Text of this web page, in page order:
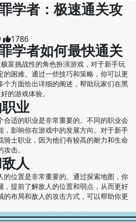
学者：极速通关攻
1786
学者如何最快通关
富挑战性的角色扮演游戏，对于新手玩
的困难。通过一些技巧和策略，你可以更
个方面给出详细的阐述，帮助玩家们在黑
的游戏体验。
业
合适的职业是非常重要的。不同的职业会
，影响你在游戏中的发展方向。对于新手
骑士职业，因为他们有较高的耐力和生命
击。
人
的位置是非常重要的。通过探索地图，你
，提前了解敌人的位置和弱点，从而更好
的布局和敌人的攻击方式，可以帮助你更